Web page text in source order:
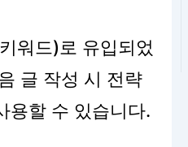
워드)로 유입되었
글 작성 시 전략
용할 수 있습니다.